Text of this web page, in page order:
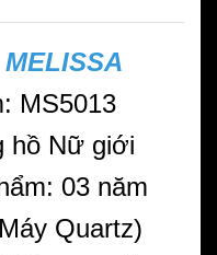
MELISSA
MS5013
hồ Nữ giới
03 năm
Quartz)